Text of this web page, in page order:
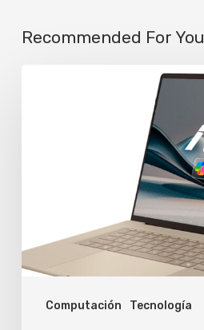
Recommended For You
Computación Tecnología
de
laptops